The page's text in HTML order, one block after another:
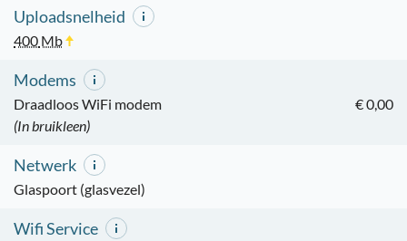
Uploadsnelheid
400 Mb
Modems
Draadloos WiFi modem
€ 0,00
(In bruikleen)
Netwerk
Glaspoort (glasvezel)
Wifi Service